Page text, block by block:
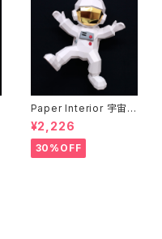
Paper Interior 宇宙飛
行士 spaceman
¥2,226
30%OFF